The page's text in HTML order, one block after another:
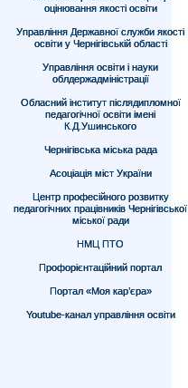
оцінювання якості освіти
Управління Державної служби якості
освіти у Чернігівській області
Управління освіти і науки
облдержадміністрації
Обласний інститут післядипломної
педагогічної освіти імені
К.Д.Ушинського
Чернігівська міська рада
Асоціація міст України
Центр професійного розвитку
педагогічних працівників Чернігівської
міської ради
НМЦ ПТО
Профорієнтаційний портал
Портал «Моя кар’єра»
Youtube-канал управління освіти